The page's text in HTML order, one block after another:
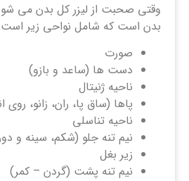
وقتی صحبت از لیزر کل بدن می
بدن است که شامل نواحی زیر
صورت
دست ها (ساعد و بازو)
ناحیه ژنیتال
پاها (ساق پا، ران، زانو، روی
ناحیه تناسلی
نیم تنه جلو (شکم، سینه و
زیر بغل
نیم تنه پشت (گردن – کمر)